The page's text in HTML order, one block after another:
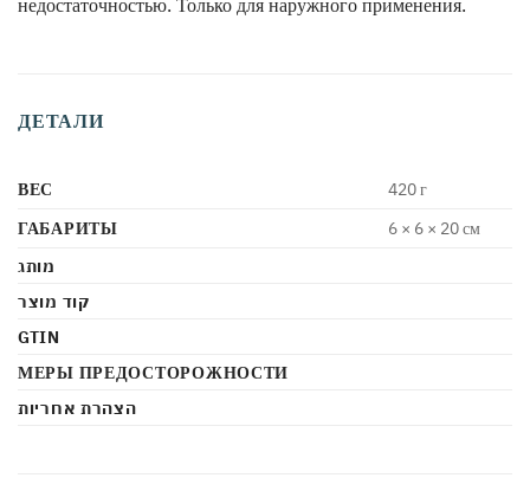
ДЕТАЛИ
ВЕС
420 г
ГАБАРИТЫ
6 × 6 × 20 см
מותג
קוד מוצר
GTIN
МЕРЫ ПРЕДОСТОРОЖНОСТИ
הצהרת אחריות